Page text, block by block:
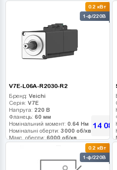
0.2 кВт
1-ф/220В
V7E-L06A-R2030-R2
Бренд: Veichi
Серія: V7E
Напруга: 220 В
Фланець: 60 мм
Номінальний момент: 0.64 Нм
Номінальні оберти:3000 об/хв
Макс. оберти: 6000 об/хв
14 085
0.2 кВт
1-ф/220В